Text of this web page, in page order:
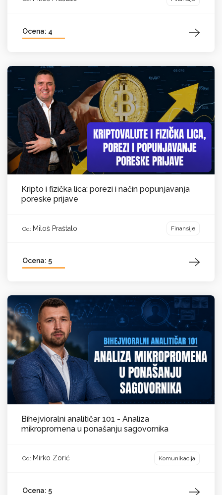
Ocena: 4
Kripto i fizička lica: porezi i način popunjavanja
poreske prijave
Od: Miloš Praštalo Finansije
Ocena: 5
Bihejvioralni analitičar 101 - Analiza
mikropromena u ponašanju sagovornika
Od: Mirko Zorić Komunikacija
Ocena: 5